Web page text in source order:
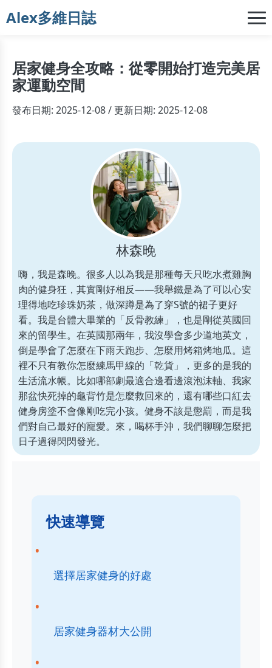
Alex多維日誌
居家健身全攻略：從零開始打造完美居
家運動空間
發布日期: 2025-12-08 / 更新日期: 2025-12-08
林森晚
嗨，我是森晚。很多人以為我是那種每天只吃水煮雞胸
肉的健身狂，其實剛好相反——我舉鐵是為了可以心安
理得地吃珍珠奶茶，做深蹲是為了穿S號的裙子更好
看。我是台體大畢業的「反骨教練」，也是剛從英國回
來的留學生。在英國那兩年，我沒學會多少道地英文，
倒是學會了怎麼在下雨天跑步、怎麼用烤箱烤地瓜。這
裡不只有教你怎麼練馬甲線的「乾貨」，更多的是我的
生活流水帳。比如哪部劇最適合邊看邊滾泡沫軸、我家
那盆快死掉的龜背竹是怎麼救回來的，還有哪些口紅去
健身房塗不會像剛吃完小孩。健身不該是懲罰，而是我
們對自己最好的寵愛。來，喝杯手沖，我們聊聊怎麼把
日子過得閃閃發光。
快速導覽
選擇居家健身的好處
居家健身器材大公開